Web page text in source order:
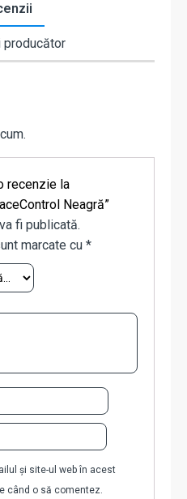
producător
recenzie la
Neagră”
fi publicată.
marcate cu *
și site-ul web în acest
când o să comentez.